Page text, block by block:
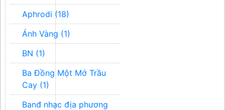
Aphrodi (18)
Ánh Vàng (1)
BN (1)
Ba Đồng Một Mớ Trầu
Cay (1)
Banđ nhạc địa phương